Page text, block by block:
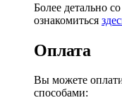
Более детально
ознакомиться
Оплата
Вы можете
способами: